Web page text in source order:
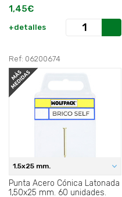
1,45€
+detalles
Ref: 06200674
1.5x25 mm.
Punta Acero Cónica Latonada
1,50x25 mm. 60 unidades.